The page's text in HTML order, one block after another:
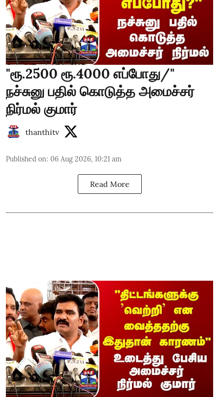
"ரூ.2500 ரூ.4000 எப்போது/"
நச்சுனு பதில் கொடுத்த அமைச்சர்
நிர்மல் குமார்
thanthitv
Published on: 06 Aug 2026, 10:21 am
Read More